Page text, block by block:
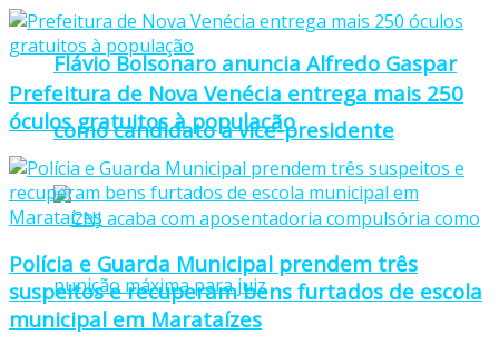
Flávio Bolsonaro anuncia Alfredo Gaspar
como candidato a vice-presidente
Prefeitura de Nova Venécia entrega mais 250
óculos gratuitos à população
Polícia e Guarda Municipal prendem três
suspeitos e recuperam bens furtados de escola
municipal em Marataízes